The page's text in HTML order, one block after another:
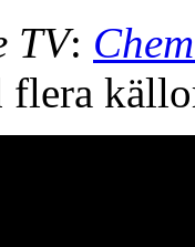
TV: